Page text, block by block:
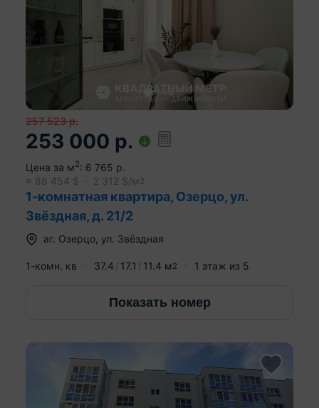
257 523 р.
253 000 р.
Цена за м2: 6 765 р.
≈ 86 454 $ 2 312 $/м 2
1-комнатная квартира, Озерцо, ул.
Звёздная, д. 21/2
аг. Озерцо ул. Звёздная
1-комн. кв 37.4 17.1 11.4 м2 1 этаж из 5
Показать номер